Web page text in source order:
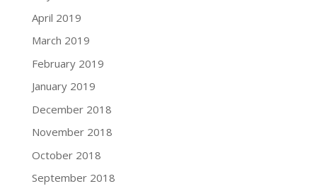
April 2019
March 2019
February 2019
January 2019
December 2018
November 2018
October 2018
September 2018